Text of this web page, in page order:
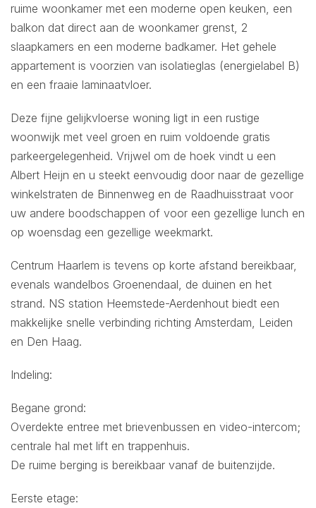
ruime woonkamer met een moderne open keuken, een
balkon dat direct aan de woonkamer grenst, 2
slaapkamers en een moderne badkamer. Het gehele
appartement is voorzien van isolatieglas (energielabel B)
en een fraaie laminaatvloer.
Deze fijne gelijkvloerse woning ligt in een rustige
woonwijk met veel groen en ruim voldoende gratis
parkeergelegenheid. Vrijwel om de hoek vindt u een
Albert Heijn en u steekt eenvoudig door naar de gezellige
winkelstraten de Binnenweg en de Raadhuisstraat voor
uw andere boodschappen of voor een gezellige lunch en
op woensdag een gezellige weekmarkt.
Centrum Haarlem is tevens op korte afstand bereikbaar,
evenals wandelbos Groenendaal, de duinen en het
strand. NS station Heemstede-Aerdenhout biedt een
makkelijke snelle verbinding richting Amsterdam, Leiden
en Den Haag.
Indeling:
Begane grond:
Overdekte entree met brievenbussen en video-intercom;
centrale hal met lift en trappenhuis.
De ruime berging is bereikbaar vanaf de buitenzijde.
Eerste etage: